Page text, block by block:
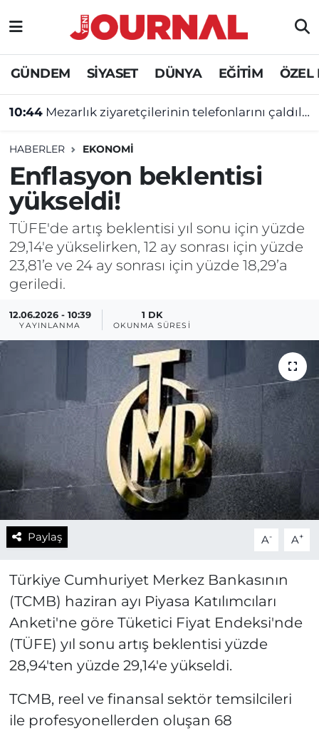
GÜNDEM SİYASET DÜNYA EĞİTİM ÖZEL
10:44 Mezarlık ziyaretçilerinin telefonlarını çaldılar
HABERLER EKONOMİ
Enflasyon beklentisi
yükseldi!
TÜFE'de artış beklentisi yıl sonu için yüzde
29,14'e yükselirken, 12 ay sonrası için yüzde
23,81’e ve 24 ay sonrası için yüzde 18,29’a
geriledi.
12.06.2026 - 10:39
YAYINLANMA
1 DK
OKUNMA SÜRESI
Paylaş A- A+
Türkiye Cumhuriyet Merkez Bankasının
(TCMB) haziran ayı Piyasa Katılımcıları
Anketi'ne göre Tüketici Fiyat Endeksi'nde
(TÜFE) yıl sonu artış beklentisi yüzde
28,94'ten yüzde 29,14'e yükseldi.
TCMB, reel ve finansal sektör temsilcileri
ile profesyonellerden oluşan 68
GÜNDEM
SİYASET
DÜNYA
EĞİTİM
ÖZEL HABER
Nöbetçi Eczaneler
Hava Durumu
Süper Lig Puan Durumu ve Fikstür
Tüm Manşetler
Son Dakika Haberleri
Haber Arşivi